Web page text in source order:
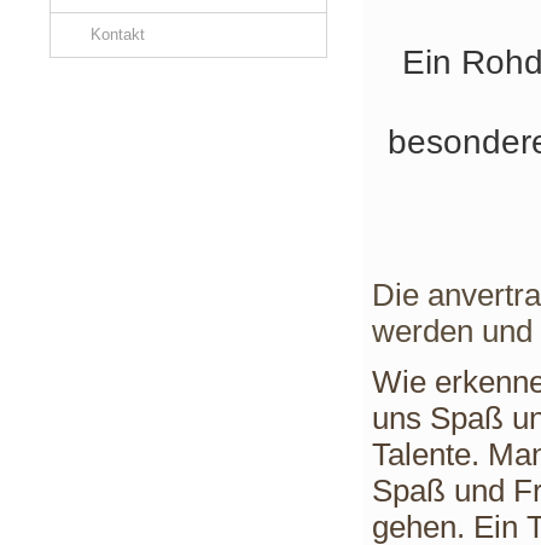
Kontakt
Ein
Die
werden
Wie
uns Spaß
Talente.
Spaß und
gehen. Ein